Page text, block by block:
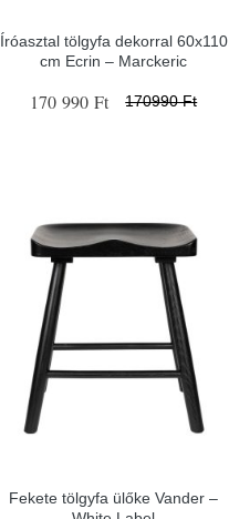
Íróasztal tölgyfa dekorral 60x110
cm Ecrin – Marckeric
170 990 Ft 170990 Ft
Fekete tölgyfa ülőke Vander –